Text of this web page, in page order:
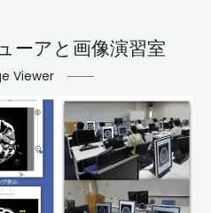
ーアと画像演習室
Viewer